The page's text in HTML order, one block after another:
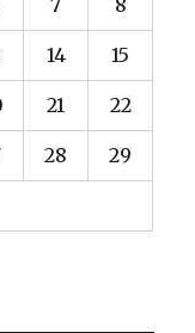
7 8
14 15
21 22
28 29